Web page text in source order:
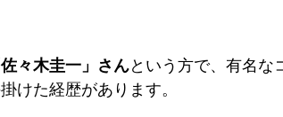
佐々木圭一」さんという方で、有名な
けた経歴があります。